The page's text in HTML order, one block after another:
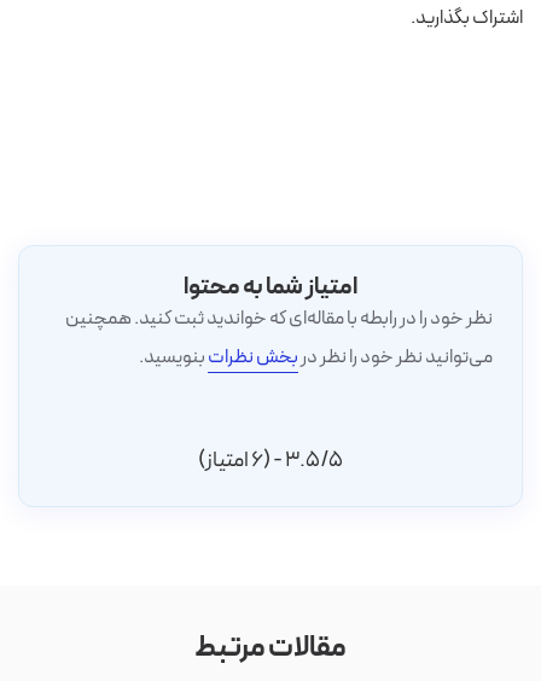
اشتراک بگذارید.
امتیاز شما به محتوا
نظر خود را در رابطه با مقاله‌ای که خواندید ثبت کنید. همچنین
می‌توانید نظر خود را نظر در بخش نظراتبنویسید.
3.5/5 - (6 امتیاز)
مقالات مرتبط